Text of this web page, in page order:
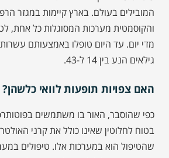
המובילים בעולם. בארץ קיימות במגזר
מדי יום. עד היום טופלו באמצעותם
גילאים הנע בין 14 ל-43.
האם צפויות תופעות לוואי כלשהן?
כפי שהוסבר, האור בו משתמשים
בטוח לחלוטין שאינו כולל את קרני
שהטיפול הוא במערכות אלו. טיפולים